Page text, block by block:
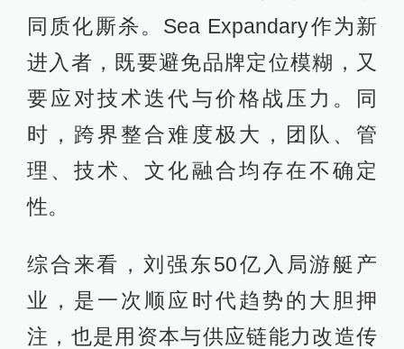
同质化厮杀。Sea Expandary作为新
进入者，既要避免品牌定位模糊，又
要应对技术迭代与价格战压力。同
时，跨界整合难度极大，团队、管
理、技术、文化融合均存在不确定
性。
综合来看，刘强东50亿入局游艇产
业，是一次顺应时代趋势的大胆押
注，也是用资本与供应链能力改造传